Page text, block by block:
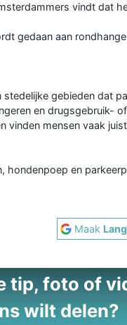
vindt dat
gedaan aan
gebieden dat
en drugsgebruik-
vinden mensen vaak
hondenpoep en
Maak
tip, foto of
wilt delen?